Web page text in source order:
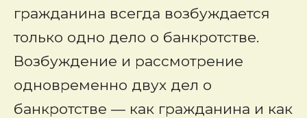
гражданина всегда возбуждается
только одно дело о банкротстве.
Возбуждение и рассмотрение
одновременно двух дел о
банкротстве — как гражданина и как